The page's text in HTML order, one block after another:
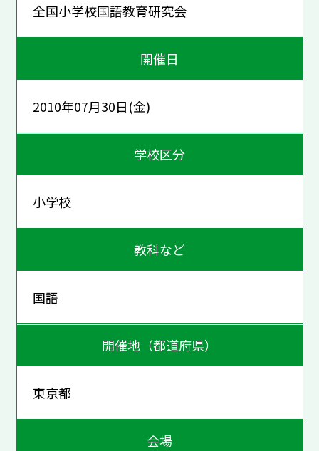
全国小学校国語教育研究会
開催日
2010年07月30日(金)
学校区分
小学校
教科など
国語
開催地（都道府県）
東京都
会場